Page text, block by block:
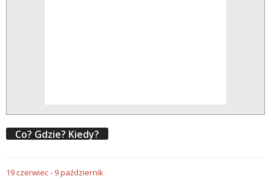
Co? Gdzie? Kiedy?
19czerwiec- 9październik